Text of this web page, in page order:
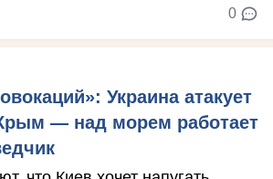
0
Украина атакует
— над морем работает